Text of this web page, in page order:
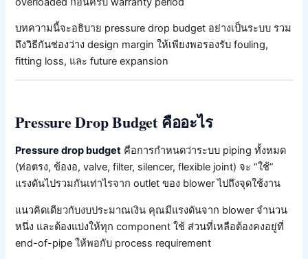
บทความนี้จะอธิบาย pressure drop budget อย่างเป็นระบบ รวม
ถึงวิธีกันช่องว่าง design margin ให้เพียงพอรองรับ fouling,
fitting loss, และ future expansion
Pressure Drop Budget คืออะไร
Pressure drop budget คือการกำหนดว่าระบบ piping ทั้งหมด
(ท่อตรง, ข้องอ, valve, filter, silencer, flexible joint) จะ “ใช้”
แรงดันไปรวมกันเท่าไรจาก outlet ของ blower ไปถึงจุดใช้งาน
แนวคิดเดียวกับงบประมาณเงิน คุณมีแรงดันจาก blower จำนวน
หนึ่ง และต้องแบ่งให้ทุก component ใช้ ส่วนที่เหลือต้องคงอยู่ที่
end-of-pipe ให้พอกับ process requirement